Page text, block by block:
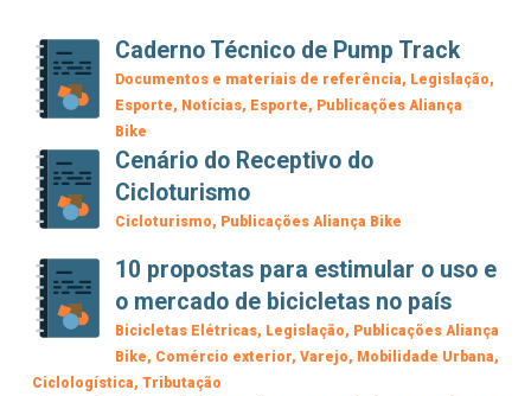
Caderno Técnico de Pump Track
Documentos e materiais de referência
Legislação
Esporte
Notícias Esporte
Publicações Aliança
Bike
Cenário do Receptivo do
Cicloturismo
Cicloturismo Publicações Aliança Bike
10 propostas para estimular o uso e
o mercado de bicicletas no país
Bicicletas Elétricas Legislação
Publicações Aliança
Bike
Comércio exterior Varejo
Mobilidade Urbana
Ciclologística Tributação